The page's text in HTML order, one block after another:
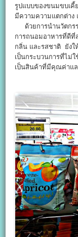
รูปแบบของขนมขบเคี้
มีความความแตกต่าง
ด้วยการนำนวัตกรร
การถนอมอาหารที่ดีที่
กลิ่น และรสชาติ ยังใ
เป็นกระบวนการที่ไม่
เป็นสินค้าที่มีคุณค่าแ